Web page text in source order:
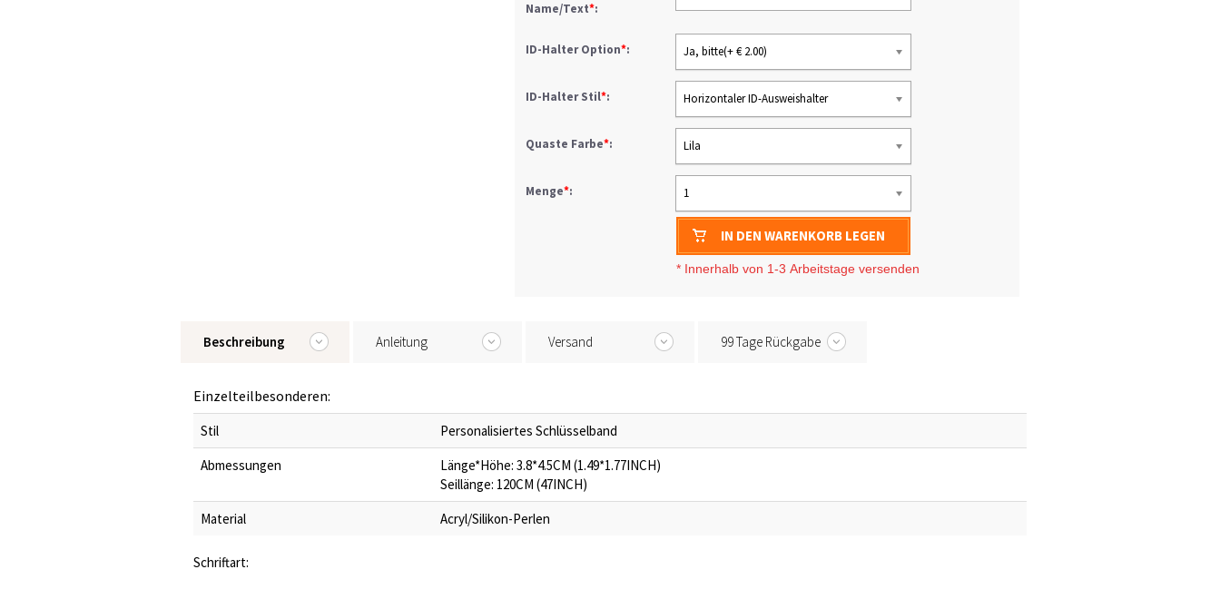
Name/Text*:
ID-Halter Option*: Ja, bitte(+ € 2.00)
ID-Halter Stil*: Horizontaler ID-Ausweishalter
Quaste Farbe*: Lila
Menge*: 1
IN DEN WARENKORB LEGEN
* Innerhalb von 1-3 Arbeitstage versenden
Beschreibung Anleitung Versand 99 Tage Rückgabe
Einzelteilbesonderen:
Stil
Personalisiertes Schlüsselband
Abmessungen
Länge*Höhe: 3.8*4.5CM (1.49*1.77INCH)
Seillänge: 120CM (47INCH)
Material
Acryl/Silikon-Perlen
Schriftart: